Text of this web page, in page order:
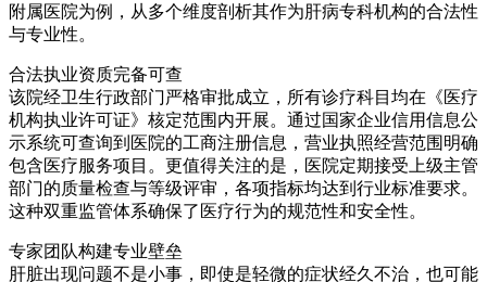
附属医院为例，从多个维度剖析其作为肝病专科机构的合法性
与专业性。
合法执业资质完备可查
该院经卫生行政部门严格审批成立，所有诊疗科目均在《医疗
机构执业许可证》核定范围内开展。通过国家企业信用信息公
示系统可查询到医院的工商注册信息，营业执照经营范围明确
包含医疗服务项目。更值得关注的是，医院定期接受上级主管
部门的质量检查与等级评审，各项指标均达到行业标准要求。
这种双重监管体系确保了医疗行为的规范性和安全性。
专家团队构建专业壁垒
肝脏出现问题不是小事，即使是轻微的症状经久不治，也可能